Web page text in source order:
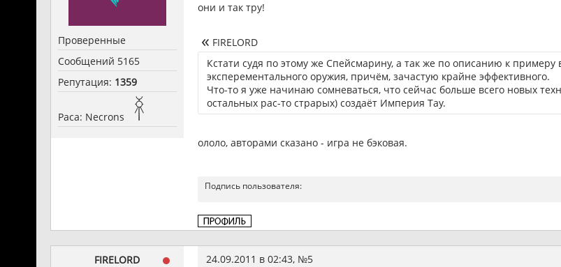
Проверенные
Сообщений 5165
Репутация: 1359
Раса: Necrons
они и так тру!
FIRELORD
Кстати судя по этому же Спейсмарину, а так же по описанию к примеру
эксперементального оружия, причём, зачастую крайне эффективного.
Что-то я уже начинаю сомневаться, что сейчас больше всего новых
остальных рас-то страрых) создаёт Империя Тау.
ололо, авторами сказано - игра не бэковая.
Подпись пользователя:
FIRELORD 24.09.2011 в 02:43, №5